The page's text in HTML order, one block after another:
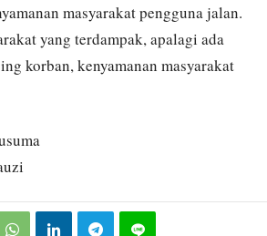
masyarakat pengguna jalan.
yang terdampak, apalagi ada
korban, kenyamanan masyarakat